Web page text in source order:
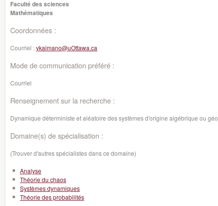
Faculté des sciences
Mathématiques
Coordonnées :
Courriel :vkaimano@uOttawa.ca
Mode de communication préféré :
Courriel
Renseignement sur la recherche :
Dynamique déterministe et aléatoire des systèmes d'origine algébrique ou
Domaine(s) de spécialisation :
(Trouver d'autres spécialistes dans ce domaine)
Analyse
Théorie du chaos
Systèmes dynamiques
Théorie des probabilités